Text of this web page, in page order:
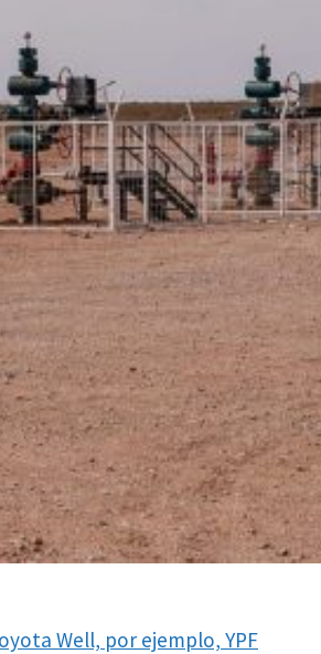
Well, por ejemplo, YPF